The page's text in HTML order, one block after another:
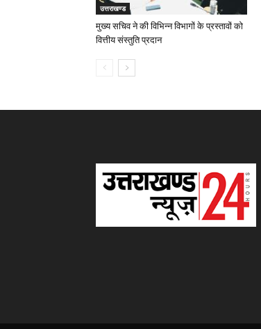
उत्तराखण्ड
मुख्य सचिव ने की विभिन्न विभागों के प्रस्तावों को
वित्तीय संस्तुति प्रदान